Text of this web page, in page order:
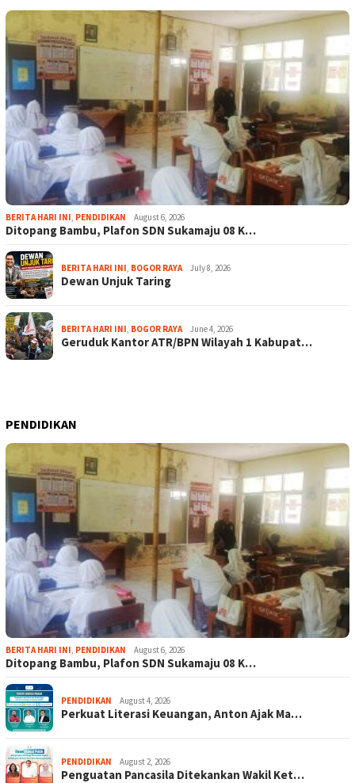
BERITA HARI INI, PENDIDIKAN August 6, 2026
Ditopang Bambu, Plafon SDN Sukamaju 08 K…
BERITA HARI INI, BOGOR RAYA July 8, 2026
Dewan Unjuk Taring
BERITA HARI INI, BOGOR RAYA June 4, 2026
Geruduk Kantor ATR/BPN Wilayah 1 Kabupat…
PENDIDIKAN
BERITA HARI INI, PENDIDIKAN August 6, 2026
Ditopang Bambu, Plafon SDN Sukamaju 08 K…
PENDIDIKAN August 4, 2026
Perkuat Literasi Keuangan, Anton Ajak Ma…
PENDIDIKAN August 2, 2026
Penguatan Pancasila Ditekankan Wakil Ket…